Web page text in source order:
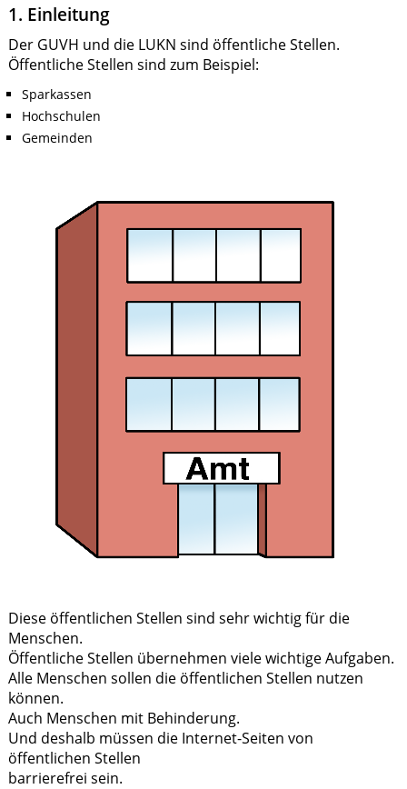
1. Einleitung
Der GUVH und die LUKN sind öffentliche Stellen.
Öffentliche Stellen sind zum Beispiel:
Sparkassen
Hochschulen
Gemeinden
Diese öffentlichen Stellen sind sehr wichtig für die
Menschen.
Öffentliche Stellen übernehmen viele wichtige Aufgaben.
Alle Menschen sollen die öffentlichen Stellen nutzen
können.
Auch Menschen mit Behinderung.
Und deshalb müssen die Internet-Seiten von
öffentlichen Stellen
barrierefrei sein.